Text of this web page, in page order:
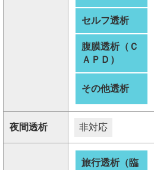
セルフ透析
腹膜透析（Ｃ
ＡＰＤ）
その他透析
夜間透析 非対応
旅行透析（臨